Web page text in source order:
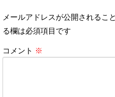
メールアドレスが公開されるこ
る欄は必須項目です
コメント ※